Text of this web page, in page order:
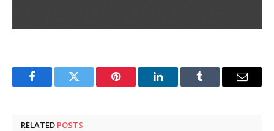
FacebookTwitter Pinterest LinkedInTumblr Email
RELATED POSTS